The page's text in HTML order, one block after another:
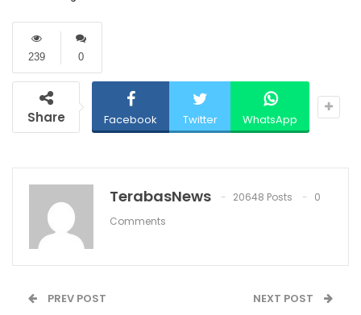
0
239
Share Facebook Twitter WhatsApp
TerabasNews 20648 Posts
0
Comments
PREV POST NEXT POST